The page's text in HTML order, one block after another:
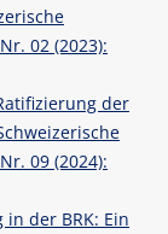
02 (2023):
der
09 (2024):
in der BRK: Ein